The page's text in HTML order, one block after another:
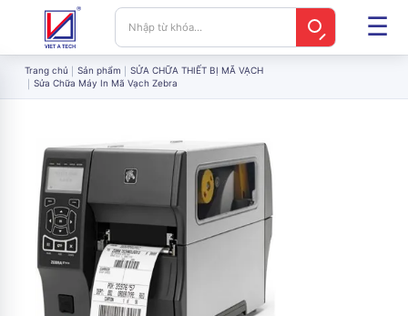
Trang chủ Sản phẩm
SỬA CHỮA THIẾT BỊ MÃ VẠCH
Sửa Chữa Máy In Mã Vạch Zebra